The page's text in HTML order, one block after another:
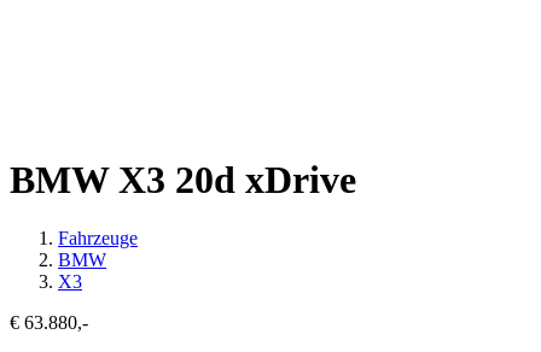
BMW X3 20d xDrive
Fahrzeuge
BMW
X3
€ 63.880,-